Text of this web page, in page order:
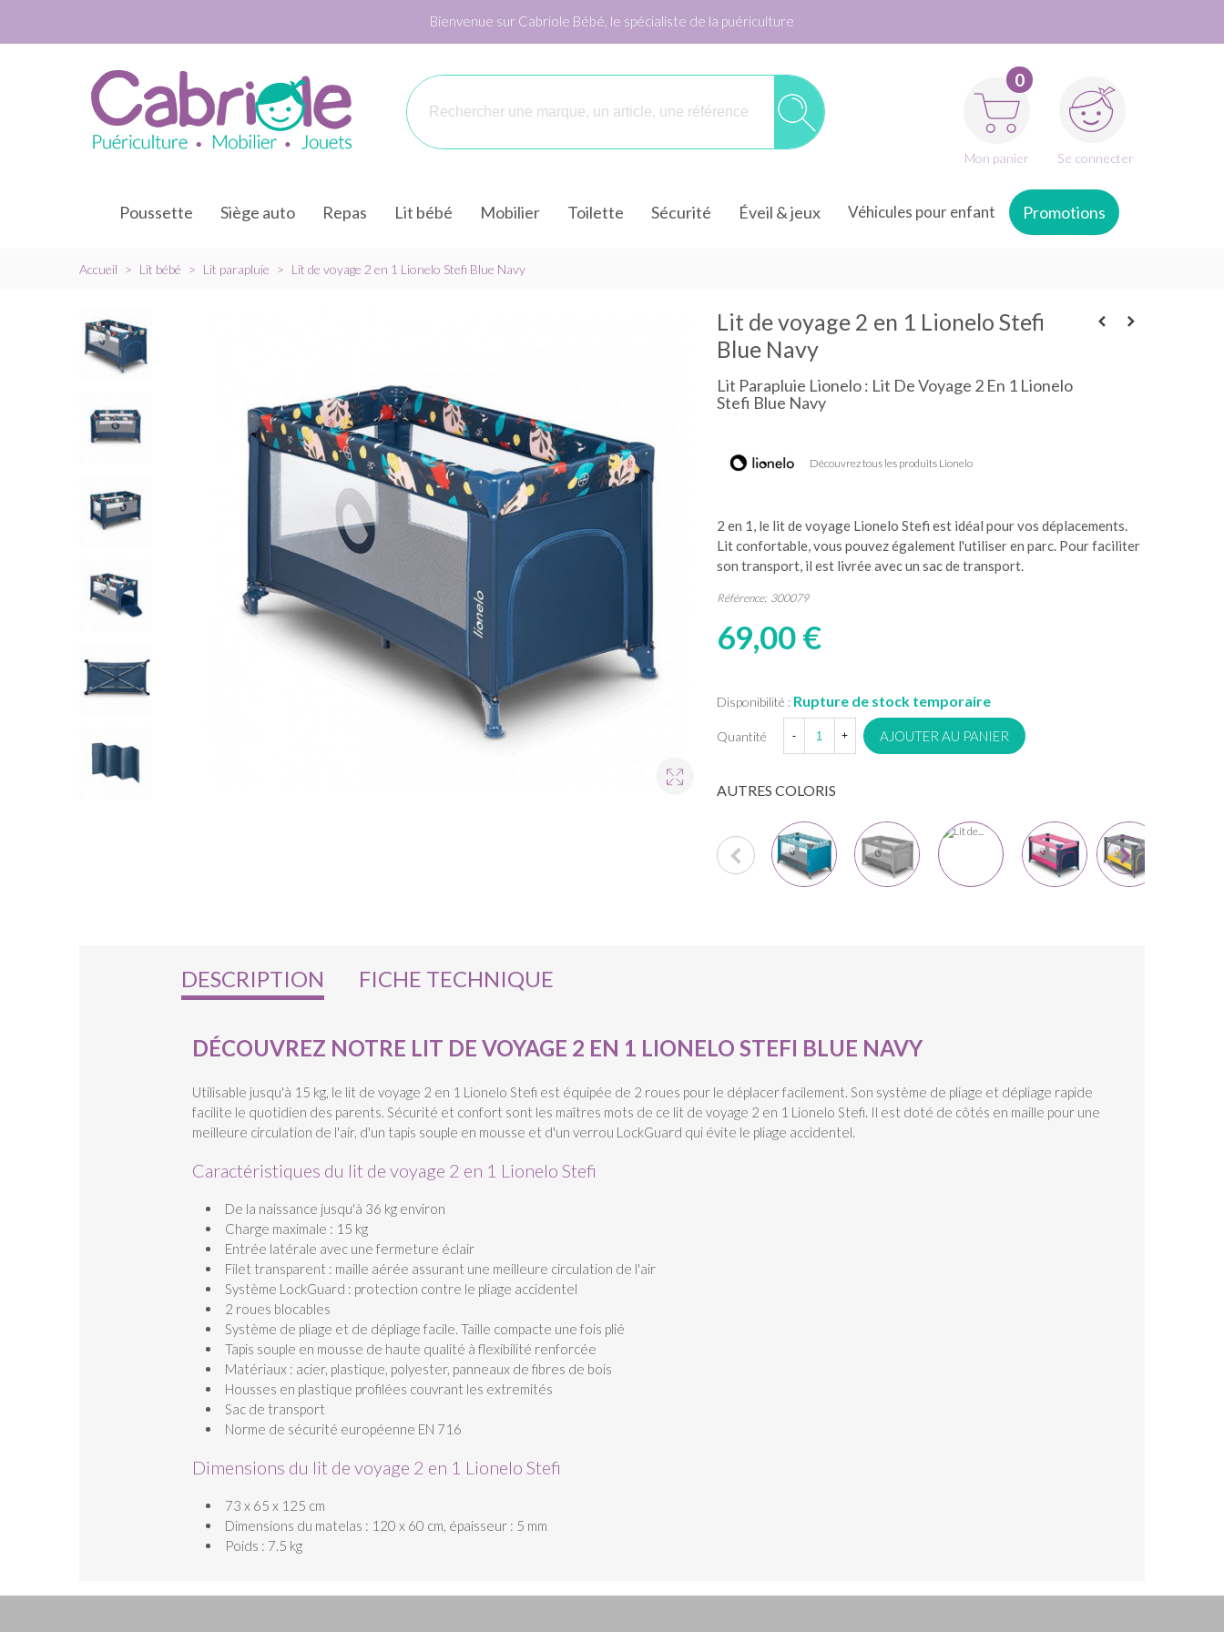
Bienvenue sur Cabriole Bébé, le spécialiste de la puériculture
0
Mon panier Se connecter
Poussette Siège auto Repas Lit bébé Mobilier Toilette Sécurité Éveil & jeux Véhicules pour enfant Promotions
Accueil > Lit bébé > Lit parapluie > Lit de voyage 2 en 1 Lionelo Stefi Blue Navy
Lit de voyage 2 en 1 Lionelo Stefi
Blue Navy
Lit Parapluie Lionelo : Lit De Voyage 2 En 1 Lionelo
Stefi Blue Navy
Découvrez tous les produits Lionelo
2 en 1, le lit de voyage Lionelo Stefi est idéal pour vos déplacements.
Lit confortable, vous pouvez également l'utiliser en parc. Pour faciliter
son transport, il est livrée avec un sac de transport.
Référence: 300079
69,00 €
Disponibilité : Rupture de stock temporaire
Quantité - + AJOUTER AU PANIER
AUTRES COLORIS
DESCRIPTION FICHE TECHNIQUE
DÉCOUVREZ NOTRE LIT DE VOYAGE 2 EN 1 LIONELO STEFI BLUE NAVY
Utilisable jusqu'à 15 kg, le lit de voyage 2 en 1 Lionelo Stefi est équipée de 2 roues pour le déplacer facilement. Son système de pliage et dépliage rapide
facilite le quotidien des parents. Sécurité et confort sont les maîtres mots de ce lit de voyage 2 en 1 Lionelo Stefi. Il est doté de côtés en maille pour une
meilleure circulation de l'air, d'un tapis souple en mousse et d'un verrou LockGuard qui évite le pliage accidentel.
Caractéristiques du lit de voyage 2 en 1 Lionelo Stefi
De la naissance jusqu'à 36 kg environ
Charge maximale : 15 kg
Entrée latérale avec une fermeture éclair
Filet transparent : maille aérée assurant une meilleure circulation de l'air
Système LockGuard : protection contre le pliage accidentel
2 roues blocables
Système de pliage et de dépliage facile. Taille compacte une fois plié
Tapis souple en mousse de haute qualité à flexibilité renforcée
Matériaux : acier, plastique, polyester, panneaux de fibres de bois
Housses en plastique profilées couvrant les extremités
Sac de transport
Norme de sécurité européenne EN 716
Dimensions du lit de voyage 2 en 1 Lionelo Stefi
73 x 65 x 125 cm
Dimensions du matelas : 120 x 60 cm, épaisseur : 5 mm
Poids : 7.5 kg